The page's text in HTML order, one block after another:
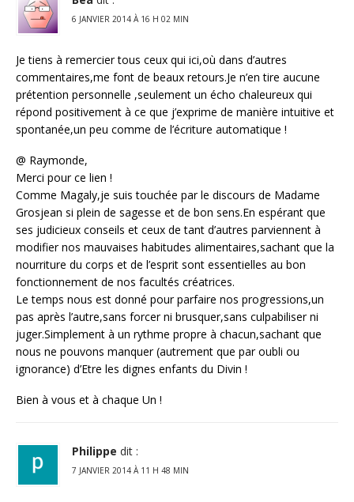
6 JANVIER 2014 À 16 H 02 MIN
Je tiens à remercier tous ceux qui ici,où dans d’autres
commentaires,me font de beaux retours.Je n’en tire aucune
prétention personnelle ,seulement un écho chaleureux qui
répond positivement à ce que j’exprime de manière intuitive et
spontanée,un peu comme de l’écriture automatique !
@ Raymonde,
Merci pour ce lien !
Comme Magaly,je suis touchée par le discours de Madame
Grosjean si plein de sagesse et de bon sens.En espérant que
ses judicieux conseils et ceux de tant d’autres parviennent à
modifier nos mauvaises habitudes alimentaires,sachant que la
nourriture du corps et de l’esprit sont essentielles au bon
fonctionnement de nos facultés créatrices.
Le temps nous est donné pour parfaire nos progressions,un
pas après l’autre,sans forcer ni brusquer,sans culpabiliser ni
juger.Simplement à un rythme propre à chacun,sachant que
nous ne pouvons manquer (autrement que par oubli ou
ignorance) d’Etre les dignes enfants du Divin !
Bien à vous et à chaque Un !
Philippe dit :
7 JANVIER 2014 À 11 H 48 MIN